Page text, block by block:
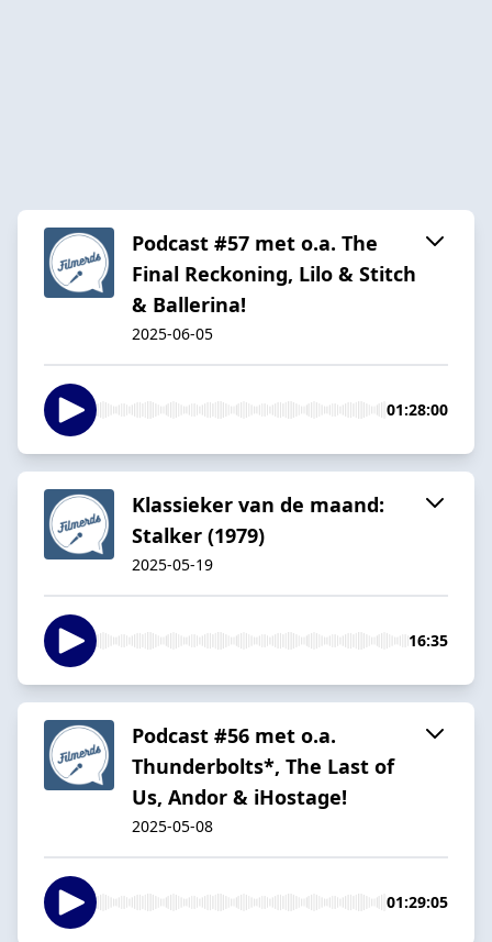
Podcast #57 met o.a. The
Final Reckoning, Lilo & Stitch
& Ballerina!
2025-06-05
01:28:00
Klassieker van de maand:
Stalker (1979)
2025-05-19
16:35
Podcast #56 met o.a.
Thunderbolts*, The Last of
Us, Andor & iHostage!
2025-05-08
01:29:05